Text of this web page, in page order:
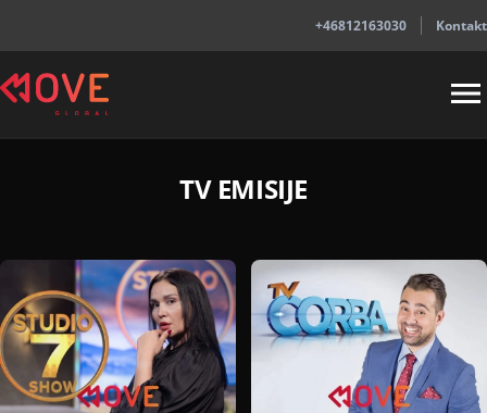
+46812163030 Kontakt
TV EMISIJE